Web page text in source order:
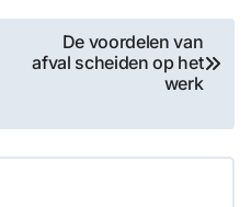
De voordelen van
afval scheiden op het
werk